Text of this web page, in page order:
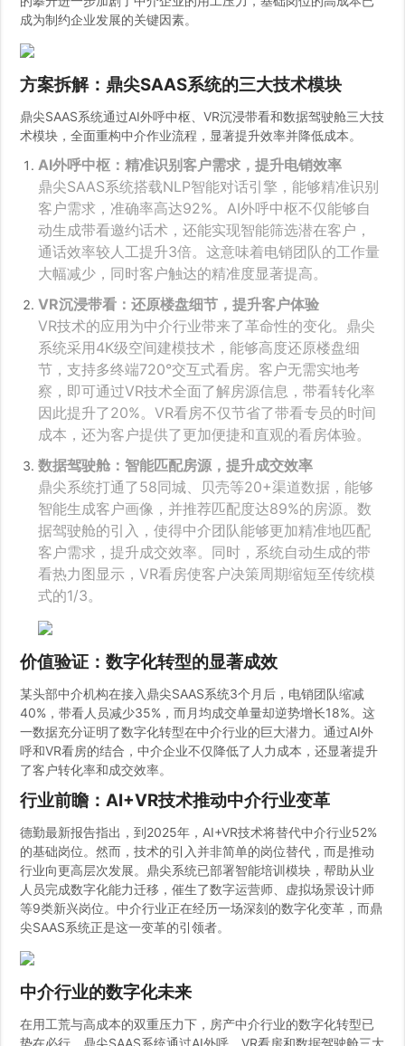
成为制约企业发展的关键因素。
方案拆解：鼎尖SAAS系统的三大技术模块
鼎尖SAAS系统通过AI外呼中枢、VR沉浸带看和数据驾驶舱三大技
术模块，全面重构中介作业流程，显著提升效率并降低成本。
AI外呼中枢：精准识别客户需求，提升电销效率
鼎尖SAAS系统搭载NLP智能对话引擎，能够精准识别
客户需求，准确率高达92%。AI外呼中枢不仅能够自
动生成带看邀约话术，还能实现智能筛选潜在客户，
通话效率较人工提升3倍。这意味着电销团队的工作量
大幅减少，同时客户触达的精准度显著提高。
VR沉浸带看：还原楼盘细节，提升客户体验
VR技术的应用为中介行业带来了革命性的变化。鼎尖
系统采用4K级空间建模技术，能够高度还原楼盘细
节，支持多终端720°交互式看房。客户无需实地考
察，即可通过VR技术全面了解房源信息，带看转化率
因此提升了20%。VR看房不仅节省了带看专员的时间
成本，还为客户提供了更加便捷和直观的看房体验。
数据驾驶舱：智能匹配房源，提升成交效率
鼎尖系统打通了58同城、贝壳等20+渠道数据，能够
智能生成客户画像，并推荐匹配度达89%的房源。数
据驾驶舱的引入，使得中介团队能够更加精准地匹配
客户需求，提升成交效率。同时，系统自动生成的带
看热力图显示，VR看房使客户决策周期缩短至传统模
式的1/3。
价值验证：数字化转型的显著成效
某头部中介机构在接入鼎尖SAAS系统3个月后，电销团队缩减
40%，带看人员减少35%，而月均成交单量却逆势增长18%。这
一数据充分证明了数字化转型在中介行业的巨大潜力。通过AI外
呼和VR看房的结合，中介企业不仅降低了人力成本，还显著提升
了客户转化率和成交效率。
行业前瞻：AI+VR技术推动中介行业变革
德勤最新报告指出，到2025年，AI+VR技术将替代中介行业52%
的基础岗位。然而，技术的引入并非简单的岗位替代，而是推动
行业向更高层次发展。鼎尖系统已部署智能培训模块，帮助从业
人员完成数字化能力迁移，催生了数字运营师、虚拟场景设计师
等9类新兴岗位。中介行业正在经历一场深刻的数字化变革，而鼎
尖SAAS系统正是这一变革的引领者。
中介行业的数字化未来
在用工荒与高成本的双重压力下，房产中介行业的数字化转型已
势在必行。鼎尖SAAS系统通过AI外呼、VR看房和数据驾驶舱三大